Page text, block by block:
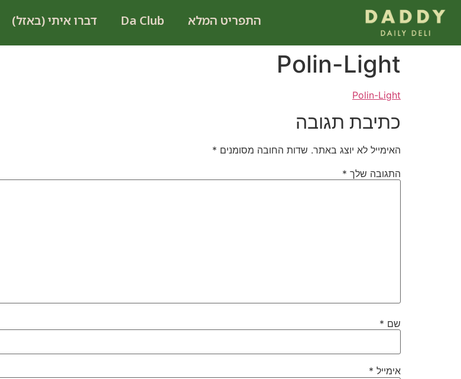
לתוכן
התפריט המלא Da Club דברו איתי (באזל)
Polin-Light
Polin-Light
כתיבת תגובה
האימייל לא יוצג באתר. שדות החובה מסומנים *
התגובה שלך *
שם *
אימייל *